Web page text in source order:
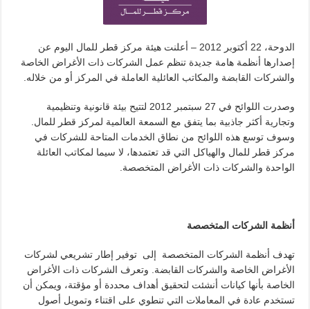
الدوحة، 22 أكتوبر 2012 – أعلنت هيئة مركز قطر للمال اليوم عن
إصدارها أنظمة هامة جديدة تنظم عمل الشركات ذات الأغراض الخاصة
والشركات القابضة والمكاتب العائلية العاملة في المركز أو من خلاله.
وصدرت اللوائح في 27 سبتمبر 2012 لتتيح بيئة قانونية وتنظيمية
وتجارية أكثر جاذبية بما يتفق مع السمعة العالمية لمركز قطر للمال.
وسوف توسع هذه اللوائح من نطاق الخدمات المتاحة للشركات في
مركز قطر للمال والهياكل التي قد تعتمدها، لا سيما لمكاتب العائلة
الواحدة والشركات ذات الأغراض المتخصصة.
أنظمة الشركات المتخصصة
تهدف أنظمة الشركات المتخصصة إلى توفير إطار تشريعي لشركات
الأغراض الخاصة والشركات القابضة. وتعرف الشركات ذات الأغراض
الخاصة بأنها كيانات أنشئت لتحقيق أهداف محددة أو مؤقتة، ويمكن أن
تستخدم عادة في المعاملات التي تنطوي على اقتناء وتمويل أصول